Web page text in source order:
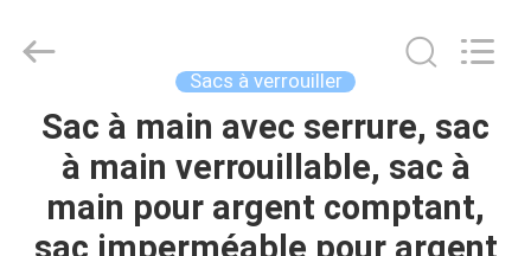
MAISON
PRODUITS
Rights
Sacs à verrouiller
Sac à main avec serrure, sac
à main verrouillable, sac à
main pour argent comptant,
sac imperméable pour argent